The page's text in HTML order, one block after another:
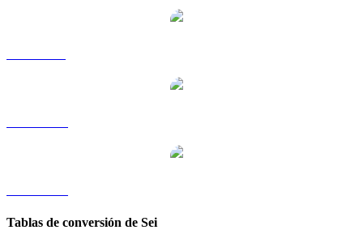
Tablas de conversión de Sei